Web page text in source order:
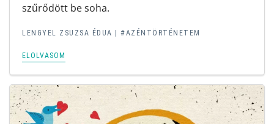
szűrődött be soha.
LENGYEL ZSUZSA ÉDUA | #AZÉNTÖRTÉNETEM
ELOLVASOM